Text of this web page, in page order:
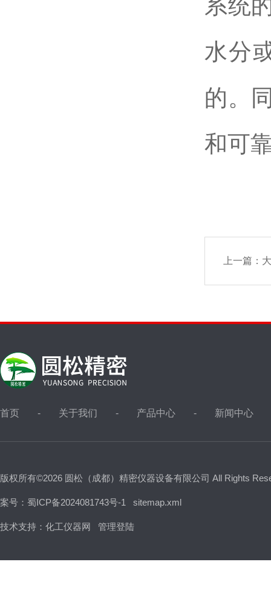
水分
的。
和可
上一篇：
首页 关于我们 产品中心 新闻中心
版权所有©2026 圆松（成都）精密仪器设备有限公司 All Rights
案号：蜀ICP备2024081743号-1 sitemap.xml
技术支持： 化工仪器网 管理登陆